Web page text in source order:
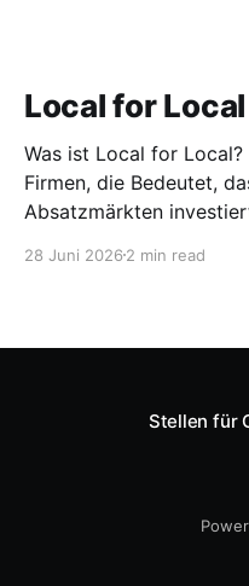
Local for Local
Was ist Local for Local? Das ist eine Strategie für
Firmen, die Bedeutet,
Absatzmärkten
entwickeln. Diese
28 Juni 2026 2 min read
Stellen für